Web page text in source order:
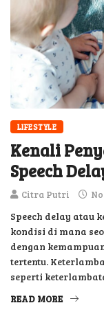
LIFESTYLE
Kenali
Speech
Citra Putri
Speech delay atau
kondisi di mana
dengan
tertentu.
seperti
READ MORE